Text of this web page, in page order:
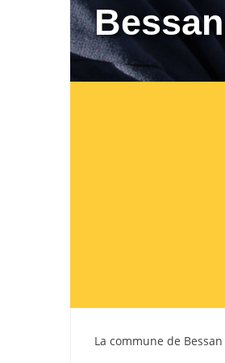
Bessan
La commune de Bessan